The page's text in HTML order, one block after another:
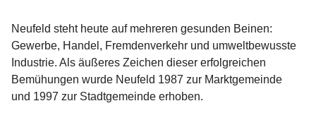
Neufeld steht heute auf mehreren gesunden Beinen:
Gewerbe, Handel, Fremdenverkehr und umweltbewusste
Industrie. Als äußeres Zeichen dieser erfolgreichen
Bemühungen wurde Neufeld 1987 zur Marktgemeinde
und 1997 zur Stadtgemeinde erhoben.